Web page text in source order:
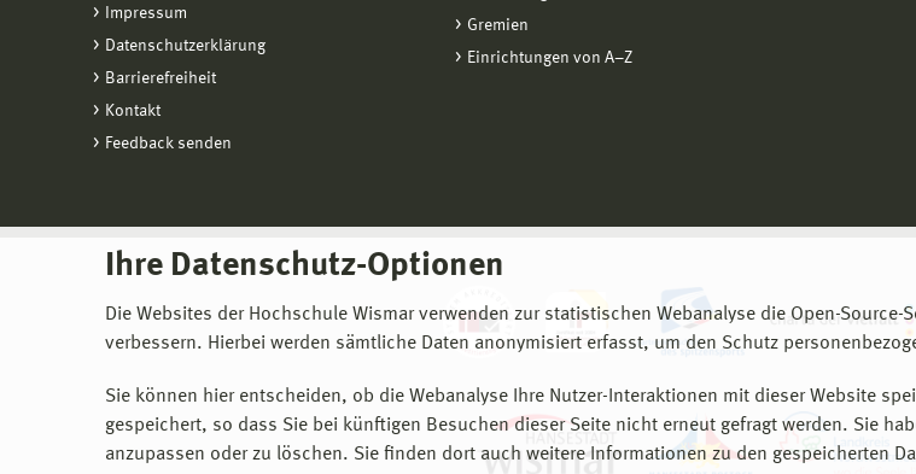
Ihre Datenschutz-Optionen
Die Websites der Hochschule Wismar verwenden zur statistischen Webanalyse die Open-Source-
verbessern. Hierbei werden sämtliche Daten anonymisiert erfasst, um den Schutz
Sie können hier entscheiden, ob die Webanalyse Ihre Nutzer-Interaktionen mit dieser Website
gespeichert, so dass Sie bei künftigen Besuchen dieser Seite nicht erneut gefragt werden. Sie
anzupassen oder zu löschen. Sie finden dort auch weitere Informationen zu den gespeicherten
Impressum
Datenschutzerklärung
Barrierefreiheit
Kontakt
Feedback senden
Gremien
Einrichtungen von A−Z